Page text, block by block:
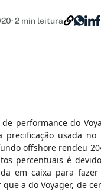
· 2 min leitura
performance do
usada no
offshore rendeu
percentuais é
em caixa para
a do Voyager, de